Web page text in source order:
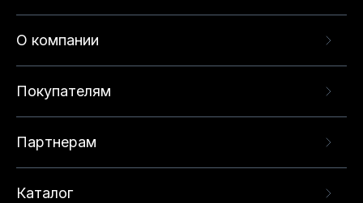
О компании
Покупателям
Партнерам
Каталог